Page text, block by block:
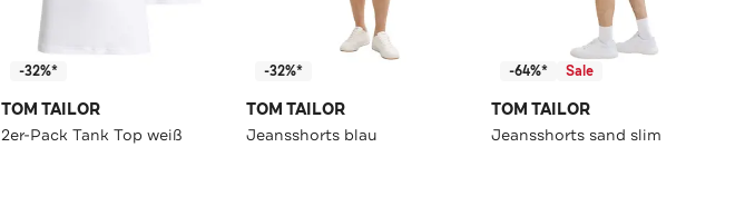
-32%*
TOM TAILOR
2er-Pack Tank Top weiß
-32%*
TOM TAILOR
Jeansshorts blau
-64%* Sale
TOM TAILOR
Jeansshorts sand slim